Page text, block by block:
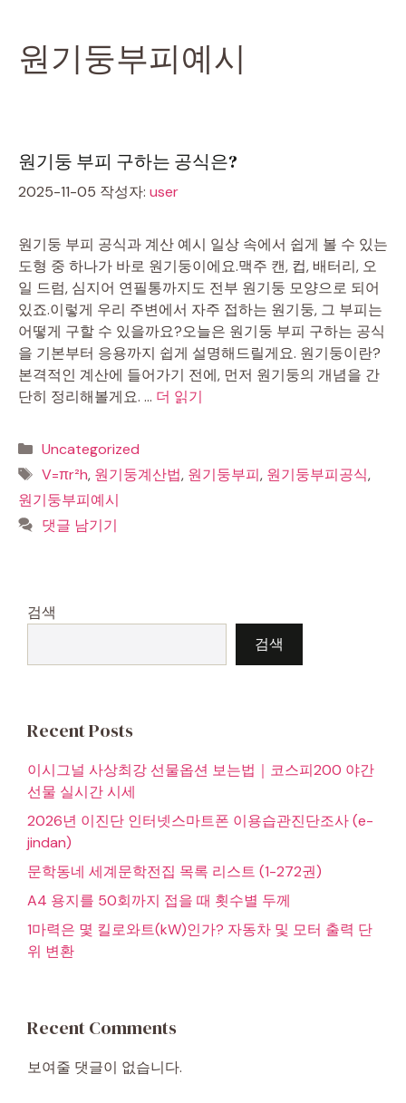
원기둥부피예시
원기둥 부피 구하는 공식은?
2025-11-05 작성자: user
원기둥 부피 공식과 계산 예시 일상 속에서 쉽게 볼 수 있는
도형 중 하나가 바로 원기둥이에요.맥주 캔, 컵, 배터리, 오
일 드럼, 심지어 연필통까지도 전부 원기둥 모양으로 되어
있죠.이렇게 우리 주변에서 자주 접하는 원기둥, 그 부피는
어떻게 구할 수 있을까요?오늘은 원기둥 부피 구하는 공식
을 기본부터 응용까지 쉽게 설명해드릴게요. 원기둥이란?
본격적인 계산에 들어가기 전에, 먼저 원기둥의 개념을 간
단히 정리해볼게요. … 더 읽기
카
테
고
리
Uncategorized
태
그
V=πr²h, 원기둥계산법, 원기둥부피, 원기둥부피공식,
원기둥부피예시
댓글 남기기
검색
검색
Recent Posts
이시그널 사상최강 선물옵션 보는법｜코스피200 야간
선물 실시간 시세
2026년 이진단 인터넷스마트폰 이용습관진단조사 (e-
jindan)
문학동네 세계문학전집 목록 리스트 (1-272권)
A4 용지를 50회까지 접을 때 횟수별 두께
1마력은 몇 킬로와트(kW)인가? 자동차 및 모터 출력 단
위 변환
Recent Comments
보여줄 댓글이 없습니다.